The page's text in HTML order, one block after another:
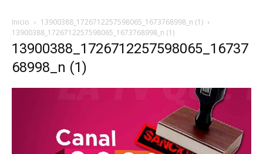
Inicio
13900388_1726712257598065_1673768998_n (1)
13900388_1726712257598065_1673768998_n (1)
13900388_1726712257598065_16737
68998_n (1)